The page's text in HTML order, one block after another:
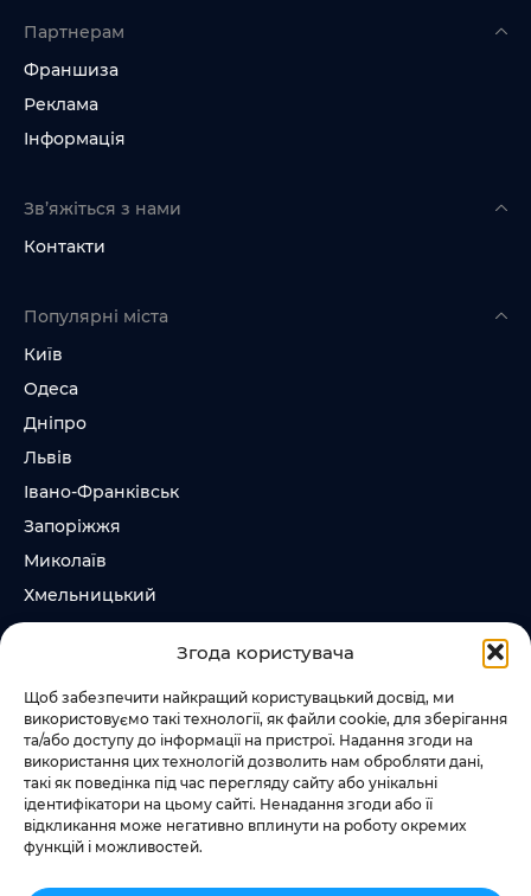
Згода користувача
Щоб забезпечити найкращий користувацький досвід, ми
використовуємо такі технології, як файли cookie, для зберігання
та/або доступу до інформації на пристрої. Надання згоди на
використання цих технологій дозволить нам обробляти дані,
такі як поведінка під час перегляду сайту або унікальні
ідентифікатори на цьому сайті. Ненадання згоди або її
відкликання може негативно вплинути на роботу окремих
функцій і можливостей.
Партнерам
Франшиза
Реклама
Інформація
Зв’яжіться з нами
Контакти
Популярні міста
Київ
Одеса
Дніпро
Львів
Івано-Франківськ
Запоріжжя
Миколаїв
Хмельницький
Суми
Слідкувати за нами
+38 073 185 81 11
+38 067 457 86 44